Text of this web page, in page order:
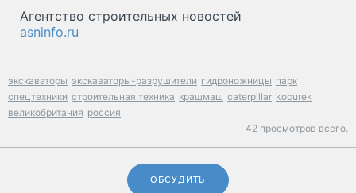
Агентство строительных новостей
asninfo.ru
экскаваторы экскаваторы-разрушители гидроножницы парк
спецтехники строительная техника крашмаш caterpillar kocurek
великобритания россия
42 просмотров всего.
ОБСУДИТЬ